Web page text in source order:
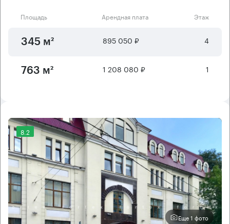
Площадь Арендная плата Этаж
345 м² 895 050 ₽ 4
763 м² 1 208 080 ₽ 1
8.2
Еще 1 фото